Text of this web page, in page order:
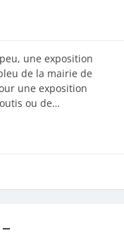
une exposition
de la mairie de
une exposition
ou de…